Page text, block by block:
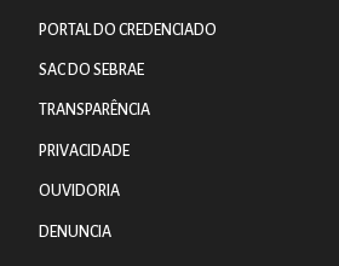
PORTAL DO CREDENCIADO
SAC DO SEBRAE
TRANSPARÊNCIA
PRIVACIDADE
OUVIDORIA
DENUNCIA